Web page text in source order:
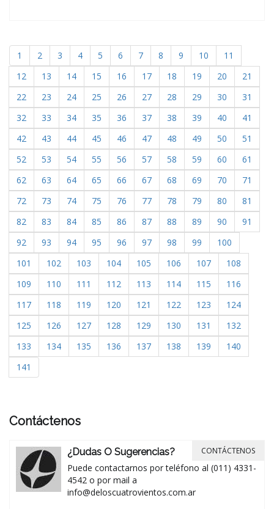
1 2 3 4 5 6 7 8 9 10
11
12
13 14 15 16 17 18 19 20
21
22
23 24 25 26 27 28 29 30
31
32
33 34 35 36 37 38 39 40
41
42
43 44 45 46 47 48 49 50
51
52
53 54 55 56 57 58 59 60
61
62
63 64 65 66 67 68 69 70
71
72
73 74 75 76 77 78 79 80
81
82
83 84 85 86 87 88 89 90
91
92
93 94 95 96 97 98 99
100
101
102 103 104 105 106 107
108
109
110 111 112 113 114 115
116
117
118 119 120 121 122 123
124
125
126 127 128 129 130 131
132
133
134 135 136 137 138 139
140
141
Contáctenos
¿Dudas O Sugerencias?
Puede contactarnos por teléfono al (011) 4331-
4542 o por mail a
info@deloscuatrovientos.com.ar
CONTÁCTENOS